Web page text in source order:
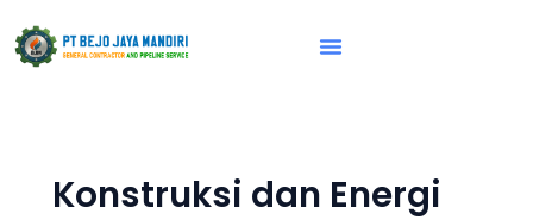
ke
konten
Konstruksi dan Energi